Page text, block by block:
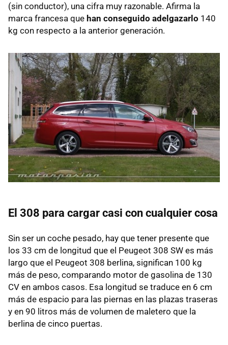
(sin conductor), una cifra muy razonable. Afirma la
marca francesa que han conseguido adelgazarlo 140
kg con respecto a la anterior generación.
El 308 para cargar casi con cualquier cosa
Sin ser un coche pesado, hay que tener presente que
los 33 cm de longitud que el Peugeot 308 SW es más
largo que el Peugeot 308 berlina, significan 100 kg
más de peso, comparando motor de gasolina de 130
CV en ambos casos. Esa longitud se traduce en 6 cm
más de espacio para las piernas en las plazas traseras
y en 90 litros más de volumen de maletero que la
berlina de cinco puertas.